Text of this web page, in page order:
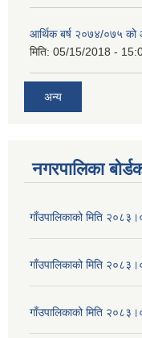
आर्थिक बर्ष २०७४/०७५ को
मिति: 05/15/2018 -
अन्य
नगरपालिका
गाँउपालिकाको मिति
गाँउपालिकाको मिति
गाँउपालिकाको मिति